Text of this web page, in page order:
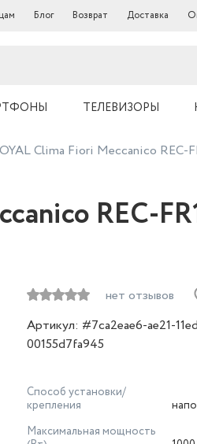
Блог Возврат Доставка
ТЕЛЕВИЗОРЫ
Clima Fiori Meccanico REC-
REC-
нет отзывов
Артикул: #7ca2eae6-ae21-
00155d7fa945
Способ установки/
крепления
Максимальная мощность